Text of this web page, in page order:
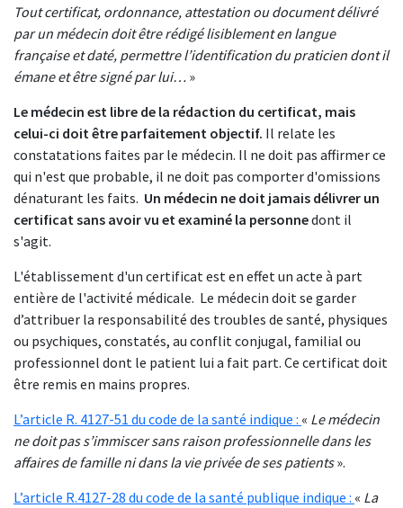
Tout certificat, ordonnance, attestation ou document délivré
par un médecin doit être rédigé lisiblement en langue
française et daté, permettre l’identification du praticien dont il
émane et être signé par lui… »
Le médecin est libre de la rédaction du certificat, mais
celui-ci doit être parfaitement objectif. Il relate les
constatations faites par le médecin. Il ne doit pas affirmer ce
qui n'est que probable, il ne doit pas comporter d'omissions
dénaturant les faits. Un médecin ne doit jamais délivrer un
certificat sans avoir vu et examiné la personnedont il
s'agit.
L'établissement d'un certificat est en effet un acte à part
entière de l'activité médicale. Le médecin doit se garder
d’attribuer la responsabilité des troubles de santé, physiques
ou psychiques, constatés, au conflit conjugal, familial ou
professionnel dont le patient lui a fait part. Ce certificat doit
être remis en mains propres.
L’article R. 4127-51 du code de la santé indique : « Le médecin
ne doit pas s’immiscer sans raison professionnelle dans les
affaires de famille ni dans la vie privée de ses patients».
L’article R.4127-28 du code de la santé publique indique : « La